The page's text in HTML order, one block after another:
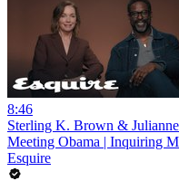
8:46
Sterling K. Brown &
Meeting Obama | Inquiring
Esquire